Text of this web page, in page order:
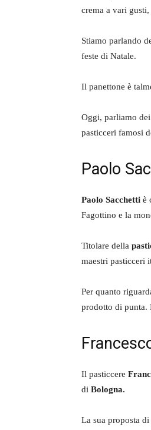
crema a vari
Stiamo parlando
feste di Natale.
Il panettone è
Oggi, parliamo dei
pasticceri famosi
Paolo
Paolo Sacchetti è
Fagottino e la
Titolare della
maestri pasticceri
Per quanto
prodotto di punta.
Il pasticcere
di Bologna.
La sua proposta